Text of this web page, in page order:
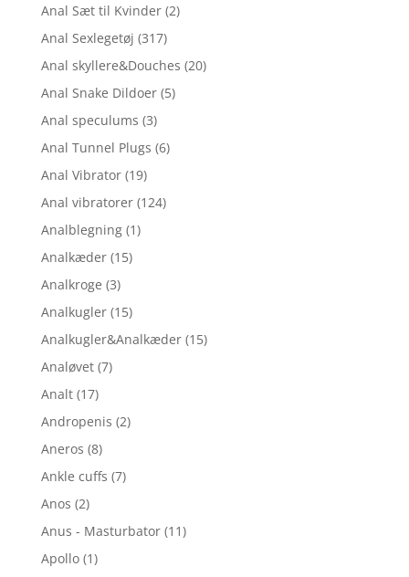
Anal Sæt til Kvinder (2)
Anal Sexlegetøj (317)
Anal skyllere&Douches (20)
Anal Snake Dildoer (5)
Anal speculums (3)
Anal Tunnel Plugs (6)
Anal Vibrator (19)
Anal vibratorer (124)
Analblegning (1)
Analkæder (15)
Analkroge (3)
Analkugler (15)
Analkugler&Analkæder (15)
Analøvet (7)
Analt (17)
Andropenis (2)
Aneros (8)
Ankle cuffs (7)
Anos (2)
Anus - Masturbator (11)
Apollo (1)